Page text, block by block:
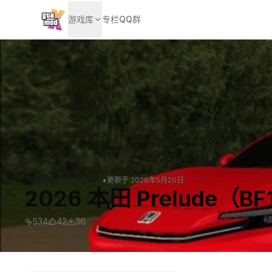
游戏库 专栏QQ群
• 更新于 2026年5月20日
2026 本田 Prelude（
534 42 36